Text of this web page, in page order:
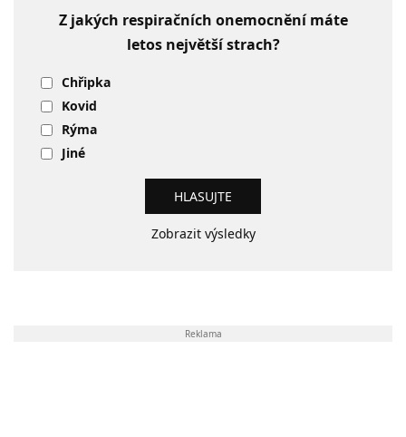
Z jakých respiračních onemocnění máte
letos největší strach?
Chřipka
Kovid
Rýma
Jiné
Zobrazit výsledky
Reklama